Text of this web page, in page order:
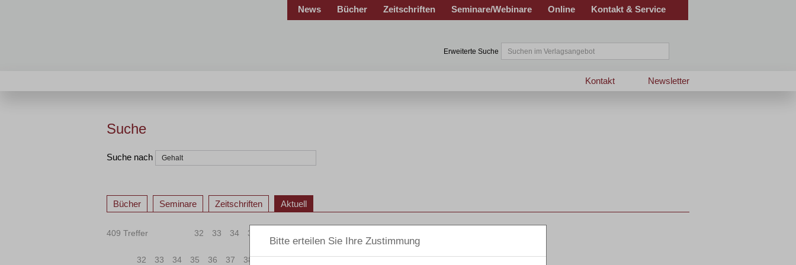
News Bücher Zeitschriften Seminare/Webinare Online Kontakt & Service
Erweiterte Suche
Newsletter
Kontakt
Suche
Suche nach
Bücher Seminare Zeitschriften Aktuell
409 Treffer 32 33 34 35
32 33 34 35 36 37 38 39 40 41